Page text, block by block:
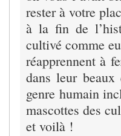
rester à votre
à la fin de
cultivé comme
réapprennent à
dans leur
genre humain
mascottes des
et voilà !